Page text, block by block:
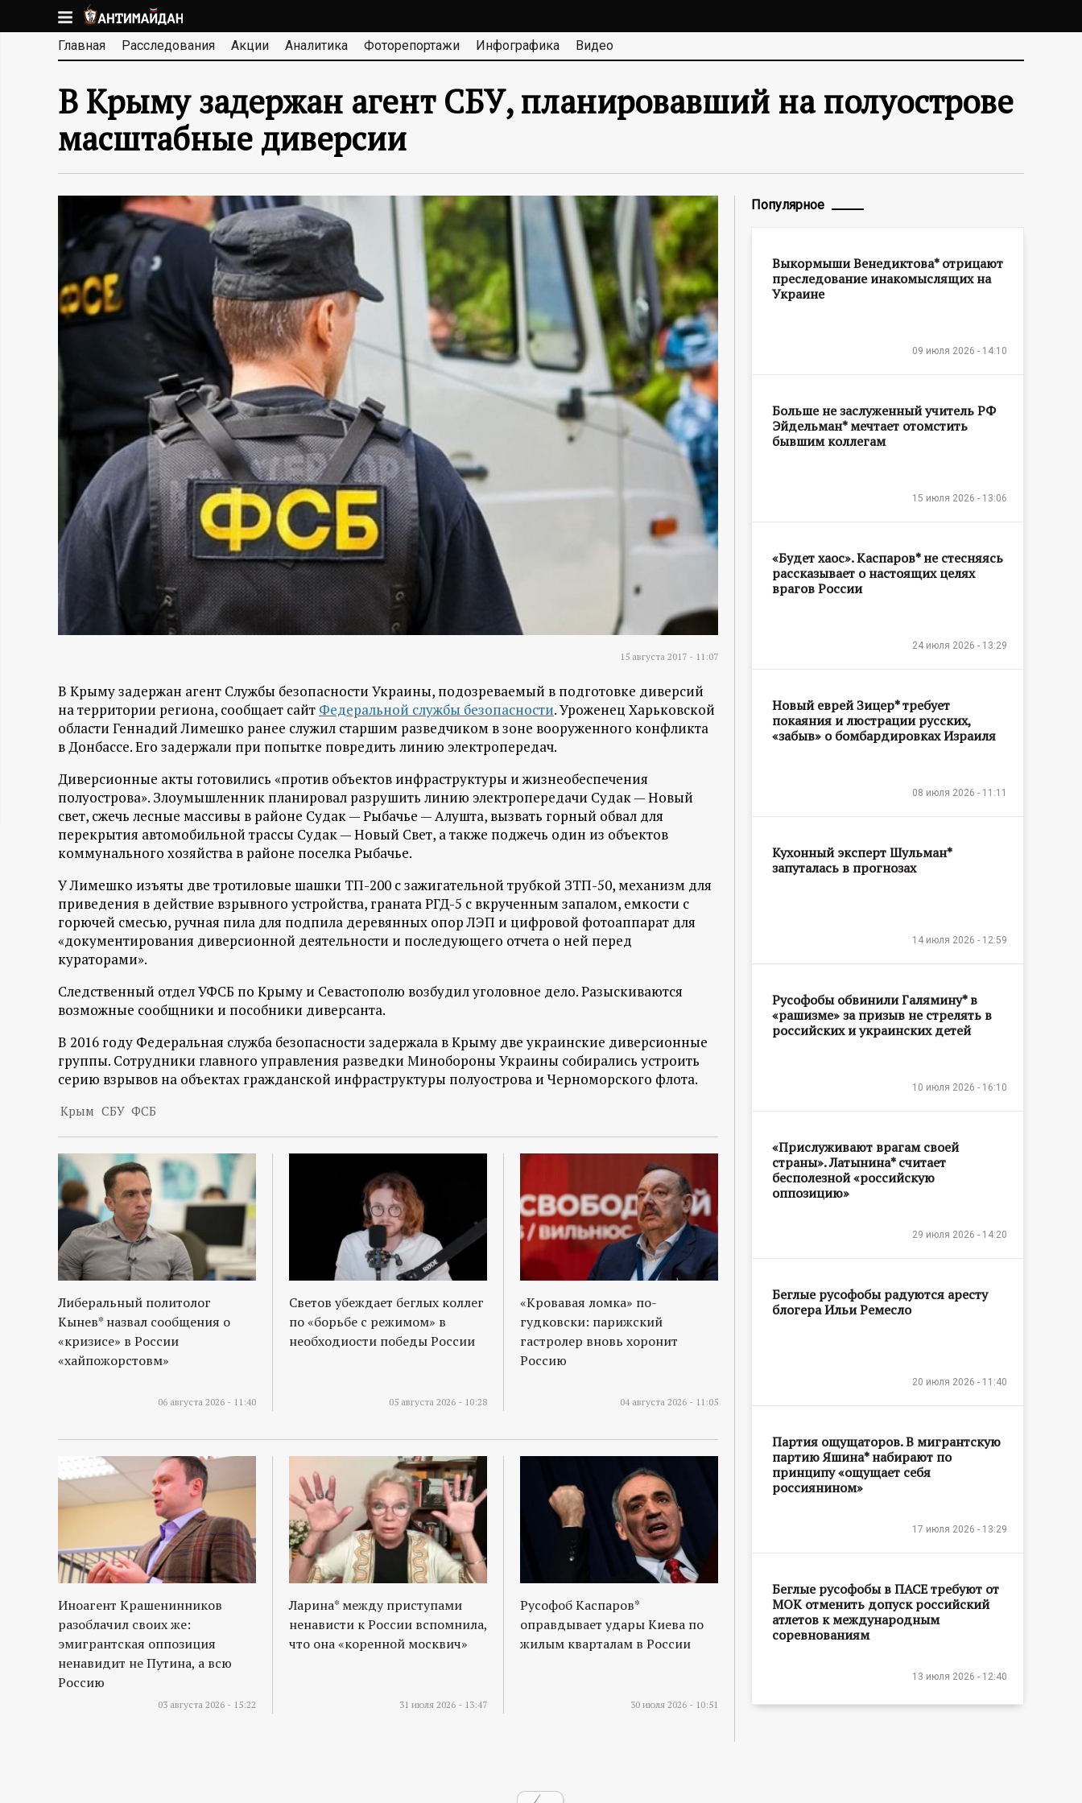
к
основномуА
Н
Т
И
М
А
Й
Д
А
Н
-
н
ф
о
р
а
ц
и
о
н
н
ы
й
п
о
р
т
а
л
Главная Расследования Акции Аналитика Фоторепортажи Инфографика Видео
В Крыму задержан агент СБУ, планировавший на полуострове
масштабные диверсии
15 августа 2017 - 11:07
В Крыму задержан агент Службы безопасности Украины, подозреваемый в подготовке диверсий
на территории региона, сообщает сайт Федеральной службы безопасности. Уроженец Харьковской
области Геннадий Лимешко ранее служил старшим разведчиком в зоне вооруженного конфликта
в Донбассе. Его задержали при попытке повредить линию электропередач.
Диверсионные акты готовились «против объектов инфраструктуры и жизнеобеспечения
полуострова». Злоумышленник планировал разрушить линию электропередачи Судак — Новый
свет, сжечь лесные массивы в районе Судак — Рыбачье — Алушта, вызвать горный обвал для
перекрытия автомобильной трассы Судак — Новый Свет, а также поджечь один из объектов
коммунального хозяйства в районе поселка Рыбачье.
У Лимешко изъяты две тротиловые шашки ТП-200 с зажигательной трубкой ЗТП-50, механизм для
приведения в действие взрывного устройства, граната РГД-5 с вкрученным запалом, емкости с
горючей смесью, ручная пила для подпила деревянных опор ЛЭП и цифровой фотоаппарат для
«документирования диверсионной деятельности и последующего отчета о ней перед
кураторами».
Следственный отдел УФСБ по Крыму и Севастополю возбудил уголовное дело. Разыскиваются
возможные сообщники и пособники диверсанта.
В 2016 году Федеральная служба безопасности задержала в Крыму две украинские диверсионные
группы. Сотрудники главного управления разведки Минобороны Украины собирались устроить
серию взрывов на объектах гражданской инфраструктуры полуострова и Черноморского флота.
Крым СБУ ФСБ
Либеральный политолог
Кынев* назвал сообщения о
«кризисе» в России
«хайпожорстовм»
06 августа 2026 - 11:40
Светов убеждает беглых коллег
по «борьбе с режимом» в
необходиости победы России
05 августа 2026 - 10:28
«Кровавая ломка» по-
гудковски: парижский
гастролер вновь хоронит
Россию
04 августа 2026 - 11:05
Иноагент Крашенинников
разоблачил своих же:
эмигрантская оппозиция
ненавидит не Путина, а всю
Россию
03 августа 2026 - 15:22
Ларина* между приступами
ненависти к России вспомнила,
что она «коренной москвич»
31 июля 2026 - 13:47
Русофоб Каспаров*
оправдывает удары Киева по
жилым кварталам в России
30 июля 2026 - 10:51
Популярное
Выкормыши Венедиктова* отрицают
преследование инакомыслящих на
Украине
09 июля 2026 - 14:10
Больше не заслуженный учитель РФ
Эйдельман* мечтает отомстить
бывшим коллегам
15 июля 2026 - 13:06
«Будет хаос». Каспаров* не стесняясь
рассказывает о настоящих целях
врагов России
24 июля 2026 - 13:29
Новый еврей Зицер* требует
покаяния и люстрации русских,
«забыв» о бомбардировках Израиля
08 июля 2026 - 11:11
Кухонный эксперт Шульман*
запуталась в прогнозах
14 июля 2026 - 12:59
Русофобы обвинили Галямину* в
«рашизме» за призыв не стрелять в
российских и украинских детей
10 июля 2026 - 16:10
«Прислуживают врагам своей
страны». Латынина* считает
бесполезной «российскую
оппозицию»
29 июля 2026 - 14:20
Беглые русофобы радуются аресту
блогера Ильи Ремесло
20 июля 2026 - 11:40
Партия ощущаторов. В мигрантскую
партию Яшина* набирают по
принципу «ощущает себя
россиянином»
17 июля 2026 - 13:29
Беглые русофобы в ПАСЕ требуют от
МОК отменить допуск российский
атлетов к международным
соревнованиям
13 июля 2026 - 12:40